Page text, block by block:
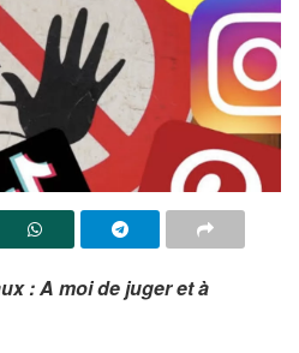
: A moi de juger et à